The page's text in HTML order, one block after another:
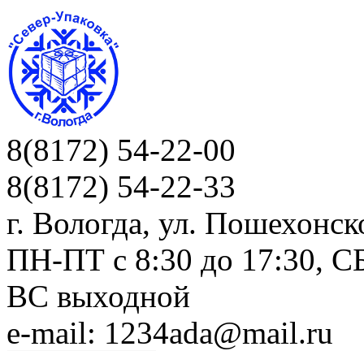
8(8172) 54-22-00
8(8172) 54-22-33
г. Вологда, ул.
ПН-ПТ c 8:30 до 17:30,
ВС выходной
e-mail: 1234ada@mail.ru